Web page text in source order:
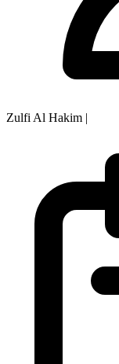
Zulfi Al Hakim |